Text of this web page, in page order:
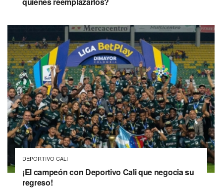
DEPORTIVO CALI
¡El campeón con Deportivo Cali que negocia su
regreso!